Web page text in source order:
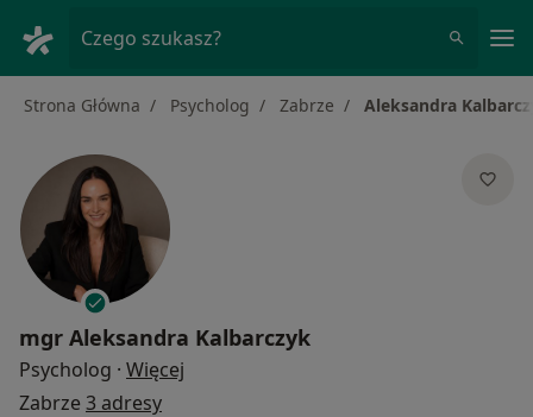
Czego szukasz?
Strona Główna Psycholog Zabrze Aleksandra
mgr Aleksandra Kalbarczyk
Psycholog · Więcej
Zabrze 3 adresy